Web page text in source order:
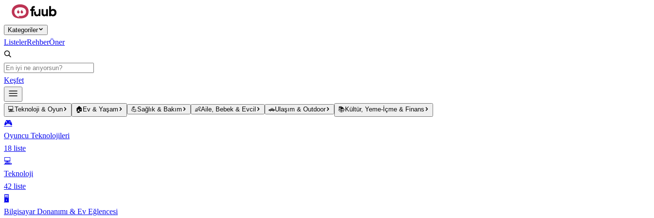
Ana içeriğe atla
Kategoriler
ListelerRehberÖner
Keşfet
💻Teknoloji & Oyun 🏠 Ev & Yaşam 💪Sağlık & Bakım 👶Aile, Bebek & Evcil 🚗Ulaşım & Outdoor 📚 Kültür, Yeme-İçme & Finans
🎮
Oyuncu Teknolojileri
18 liste
💻
Teknoloji
42 liste
🖥️
Bilgisayar Donanımı & Ev Eğlencesi